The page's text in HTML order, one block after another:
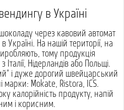
в Україні
через кавовий автомат
Україні. На нашій території, на
тому продукція
Нідерландів або Польщі.
і дуже дорогий швейцарський
марки: Mokate, Ristora, ICS.
калорійність продукту, напій
і корисним.